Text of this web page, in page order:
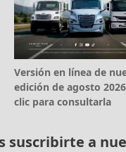
Versión en línea de
edición de agosto
clic para consultarla
suscribirte a